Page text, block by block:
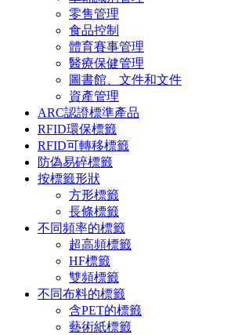
零售管理
食品控制
體育賽事管理
醫療保健管理
圖書館、文件和文件
資產管理
ARC認證標準產品
RFID環保標籤
RFID可轉移標籤
防偽易碎標籤
按標籤形狀
方形標籤
長條標籤
不同頻率的標籤
超高頻標籤
HF標籤
雙頻標籤
不同布料的標籤
含PET的標籤
藝術紙標籤